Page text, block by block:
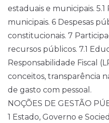
estaduais e municipais.
municipais. 6 Despesas
constitucionais. 7
recursos públicos. 7.1
Responsabilidade Fiscal
conceitos, transparência
de gasto com pessoal.
NOÇÕES DE GESTÃO
1 Estado, Governo e